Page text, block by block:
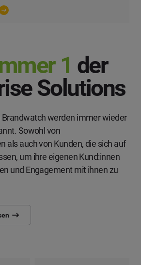
1 der
Solutions
Brandwatch werden immer wieder
Sowohl von
als auch von Kunden, die sich auf
um ihre eigenen Kund:innen
und Engagement mit ihnen zu